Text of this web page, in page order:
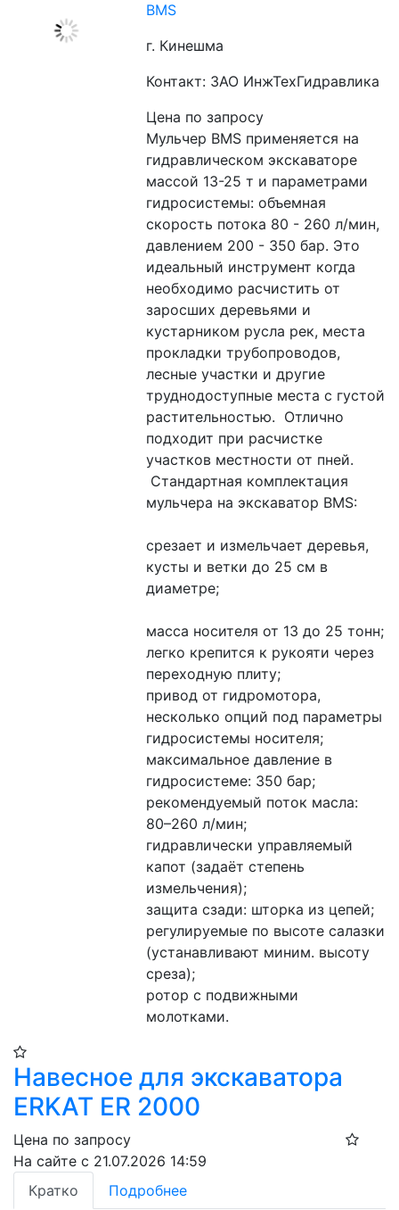
BMS
г. Кинешма
Контакт: ЗАО ИнжТехГидравлика
Цена по запросу
Мульчер BMS применяется на
гидравлическом экскаваторе
массой 13-25 т и параметрами
гидросистемы: объемная
скорость потока 80 - 260 л/мин,
давлением 200 - 350 бар. Это
идеальный инструмент когда
необходимо расчистить от
заросших деревьями и
кустарником русла рек, места
прокладки трубопроводов,
лесные участки и другие
труднодоступные места с густой
растительностью.  Отлично
подходит при расчистке
участков местности от пней.
мульчера на экскаватор BMS:
срезает и измельчает деревья,
кусты и ветки до 25 см в
диаметре;
масса носителя от 13 до 25 тонн;
легко крепится к рукояти через
переходную плиту;
привод от гидромотора,
несколько опций под параметры
гидросистемы носителя;
максимальное давление в
гидросистеме: 350 бар;
рекомендуемый поток масла:
80–260 л/мин;
гидравлически управляемый
капот (задаёт степень
измельчения);
защита сзади: шторка из цепей;
регулируемые по высоте салазки
(устанавливают миним. высоту
среза);
ротор с подвижными
молотками.
Навесное для экскаватора
ERKAT ER 2000
Цена по запросу
На сайте с 21.07.2026 14:59
Кратко
Подробнее